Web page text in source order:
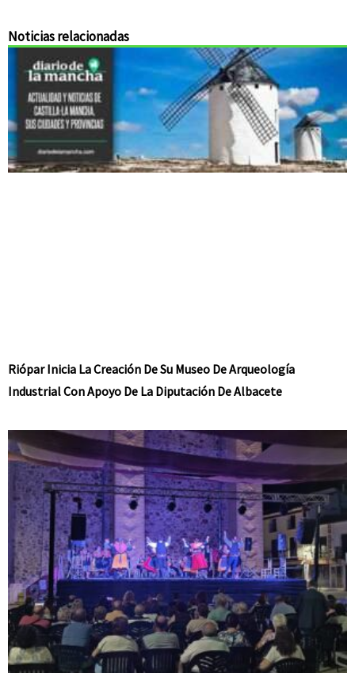
Noticias relacionadas
Riópar Inicia La Creación De Su Museo De Arqueología
Industrial Con Apoyo De La Diputación De Albacete